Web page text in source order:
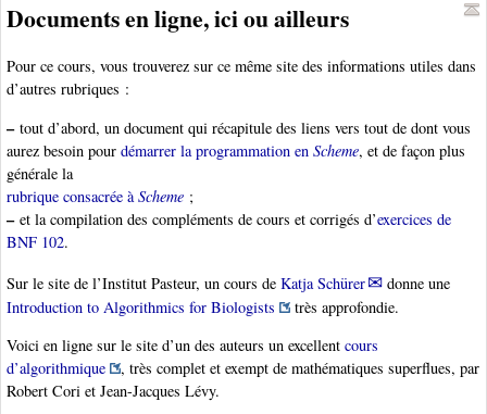
Documents en ligne, ici ou ailleurs
Pour ce cours, vous trouverez sur ce même site des informations utiles dans
d’autres rubriques :
–tout d’abord, un document qui récapitule des liens vers tout de dont vous
aurez besoin pour démarrer la programmation en Scheme, et de façon plus
générale la
rubrique consacrée à Scheme ;
–et la compilation des compléments de cours et corrigés d’exercices de
BNF 102.
Sur le site de l’Institut Pasteur, un cours de Katja Schürer
donne une
Introduction to Algorithmics for Biologists
très approfondie.
Voici en ligne sur le site d’un des auteurs un excellent cours
d’algorithmique
, très complet et exempt de mathématiques superflues, par
Robert Cori et Jean-Jacques Lévy.